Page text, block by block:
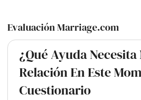
Evaluación Marriage.com
¿Qué Ayuda Necesita
Relación En Este
Cuestionario